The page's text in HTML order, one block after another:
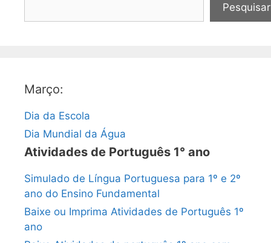
Pesquisar
Março:
Dia da Escola
Dia Mundial da Água
Atividades de Português 1° ano
Simulado de Língua Portuguesa para 1º e 2º
ano do Ensino Fundamental
Baixe ou Imprima Atividades de Português 1º
ano